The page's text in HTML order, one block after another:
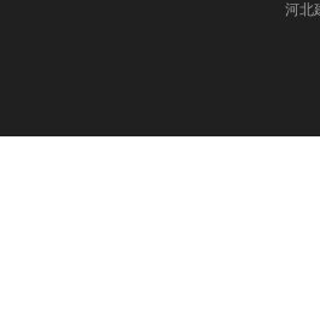
河北